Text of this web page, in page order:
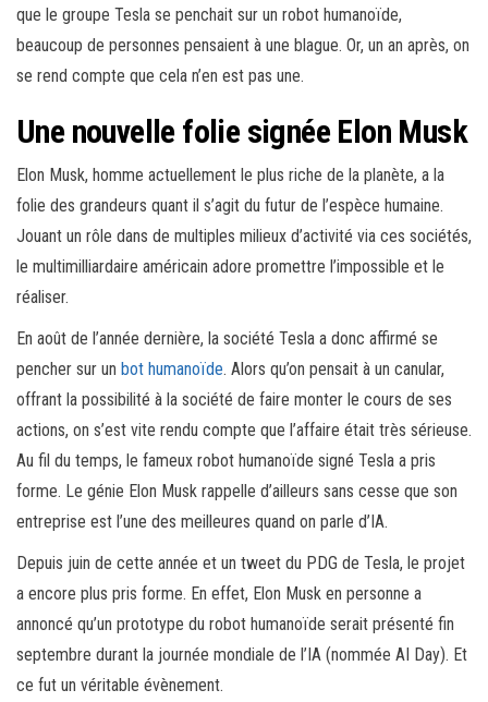
o
que le groupe Tesla se penchait sur un robot humanoïde,
beaucoup de personnes pensaient à une blague. Or, un an après, on
se rend compte que cela n’en est pas une.
Une nouvelle folie signée Elon Musk
Elon Musk, homme actuellement le plus riche de la planète, a la
folie des grandeurs quant il s’agit du futur de l’espèce humaine.
Jouant un rôle dans de multiples milieux d’activité via ces sociétés,
le multimilliardaire américain adore promettre l’impossible et le
réaliser.
En août de l’année dernière, la société Tesla a donc affirmé se
pencher sur un bot humanoïde. Alors qu’on pensait à un canular,
offrant la possibilité à la société de faire monter le cours de ses
actions, on s’est vite rendu compte que l’affaire était très sérieuse.
Au fil du temps, le fameux robot humanoïde signé Tesla a pris
forme. Le génie Elon Musk rappelle d’ailleurs sans cesse que son
entreprise est l’une des meilleures quand on parle d’IA.
Depuis juin de cette année et un tweet du PDG de Tesla, le projet
a encore plus pris forme. En effet, Elon Musk en personne a
annoncé qu’un prototype du robot humanoïde serait présenté fin
septembre durant la journée mondiale de l’IA (nommée AI Day). Et
ce fut un véritable évènement.